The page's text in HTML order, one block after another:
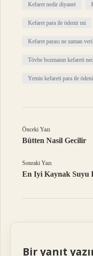
Kefaret nedir diyanet
Kefaret para ile ödenir mi
Kefaret parası ne zaman
Tövbe bozmanın kefareti
Yemin kefareti para ile
Önceki Yazı
Bütten Nasil Gecilir
Sonraki Yazı
En Iyi Kaynak Suyu
Bir yanıt